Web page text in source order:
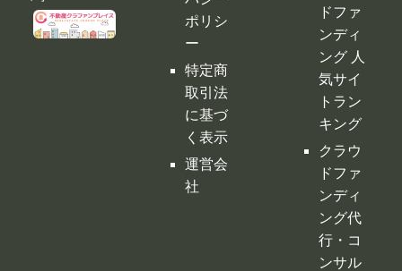
ポリシ
ー
特定商
取引法
に基づ
く表示
運営会
社
ドファ
ンディ
ング 人
気サイ
トラン
キング
クラウ
ドファ
ンディ
ング代
行・コ
ンサル